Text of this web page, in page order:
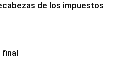
de los impuestos
final